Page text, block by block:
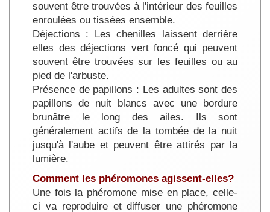
souvent être trouvées à l'intérieur des feuilles
enroulées ou tissées ensemble.
Déjections : Les chenilles laissent derrière
elles des déjections vert foncé qui peuvent
souvent être trouvées sur les feuilles ou au
pied de l'arbuste.
Présence de papillons : Les adultes sont des
papillons de nuit blancs avec une bordure
brunâtre le long des ailes. Ils sont
généralement actifs de la tombée de la nuit
jusqu'à l'aube et peuvent être attirés par la
lumière.
Comment les phéromones agissent-elles?
Une fois la phéromone mise en place, celle-
ci va reproduire et diffuser une phéromone